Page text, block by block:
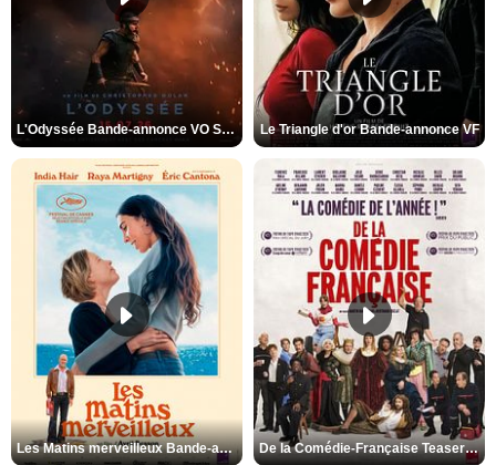
L'Odyssée Bande-annonce VO STFR Le Triangle d'or Bande-annonce VF
Les Matins merveilleux Bande-annonce VF De la Comédie-Française Teaser VF